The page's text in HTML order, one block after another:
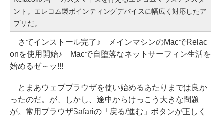
ント。エレコム製ポインティングデバイスに幅広く対応したア
プリだ。
さてインストール完了♪ メインマシンのMacでRelac
onを使用開始♪ Macで自堕落なネットサーフィン生活を
始めるゼ～ッ!!!
とまあウェブブラウザを使い始めるあたりまでは良か
ったのだ。が、しかし、途中からけっこう大きな問題
が。常用ブラウザSafariの「戻る/進む」ボタンが正しく